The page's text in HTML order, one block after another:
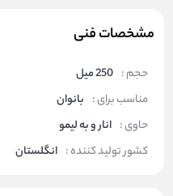
مشخصات فنی
حجم : 250 میل
مناسب برای : بانوان
حاوی : انار و به لیمو
کشور تولید کننده : انگلستان